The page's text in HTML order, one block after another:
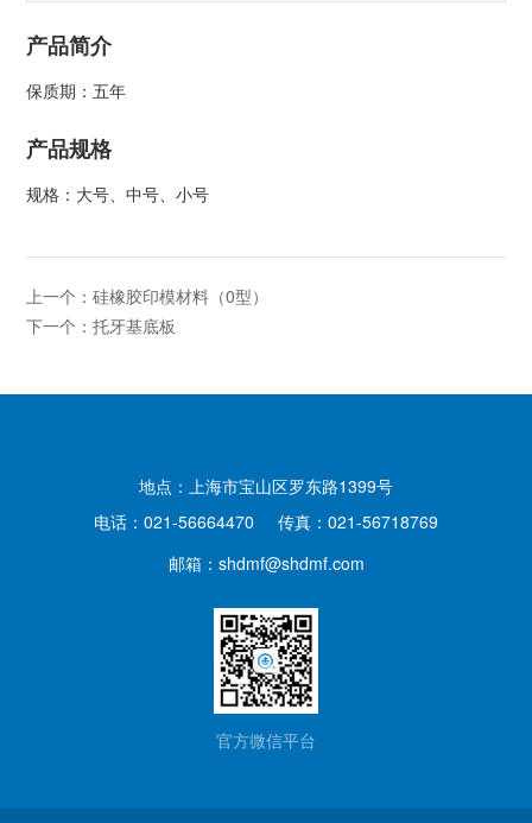
产品简介
保质期：五年
产品规格
规格：大号、中号、小号
上一个：硅橡胶印模材料（0型）
下一个：托牙基底板
地点：上海市宝山区罗东路1399号
电话：021-56664470
传真：021-56718769
邮箱： shdmf@shdmf.com
官方微信平台